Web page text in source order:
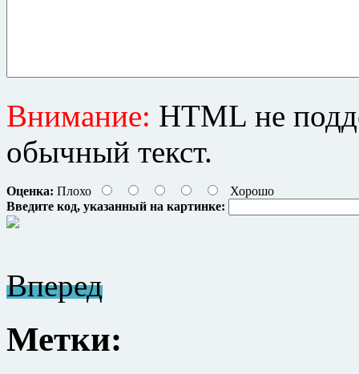
Внимание: HTML не
обычный текст.
Оценка: Плохо
Хорошо
Введите код, указанный на картинке:
Вперед
Метки: